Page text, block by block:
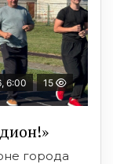
6:00 15
города